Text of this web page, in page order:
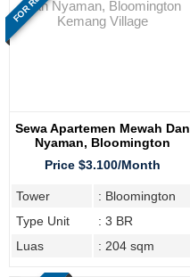
Sewa Apartemen Mewah Dan
Nyaman, Bloomington
Kemang Village
Price $3.100/Month
Tower
: Bloomington
Type Unit
: 3 BR
Luas
: 204 sqm